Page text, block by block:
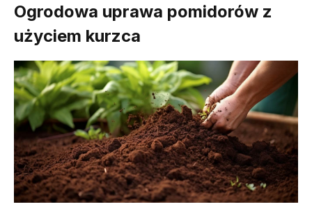
Ogrodowa uprawa pomidorów z
użyciem kurzca